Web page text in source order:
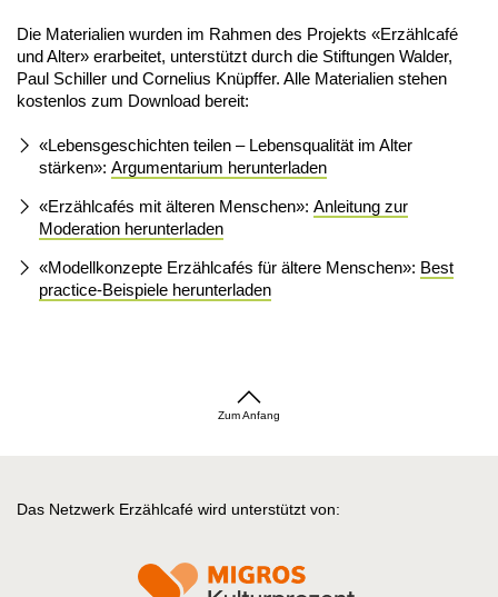
Die Materialien wurden im Rahmen des Projekts «Erzählcafé
und Alter» erarbeitet, unterstützt durch die Stiftungen Walder,
Paul Schiller und Cornelius Knüpffer. Alle Materialien stehen
kostenlos zum Download bereit:
«Lebensgeschichten teilen – Lebensqualität im Alter
stärken»: Argumentarium herunterladen
«Erzählcafés mit älteren Menschen»: Anleitung zur
Moderation herunterladen
«Modellkonzepte Erzählcafés für ältere Menschen»: Best
practice-Beispiele herunterladen
Zum Anfang
Das Netzwerk Erzählcafé wird unterstützt von: